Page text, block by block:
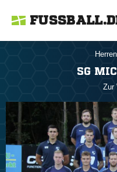
Herren
SG
Zur